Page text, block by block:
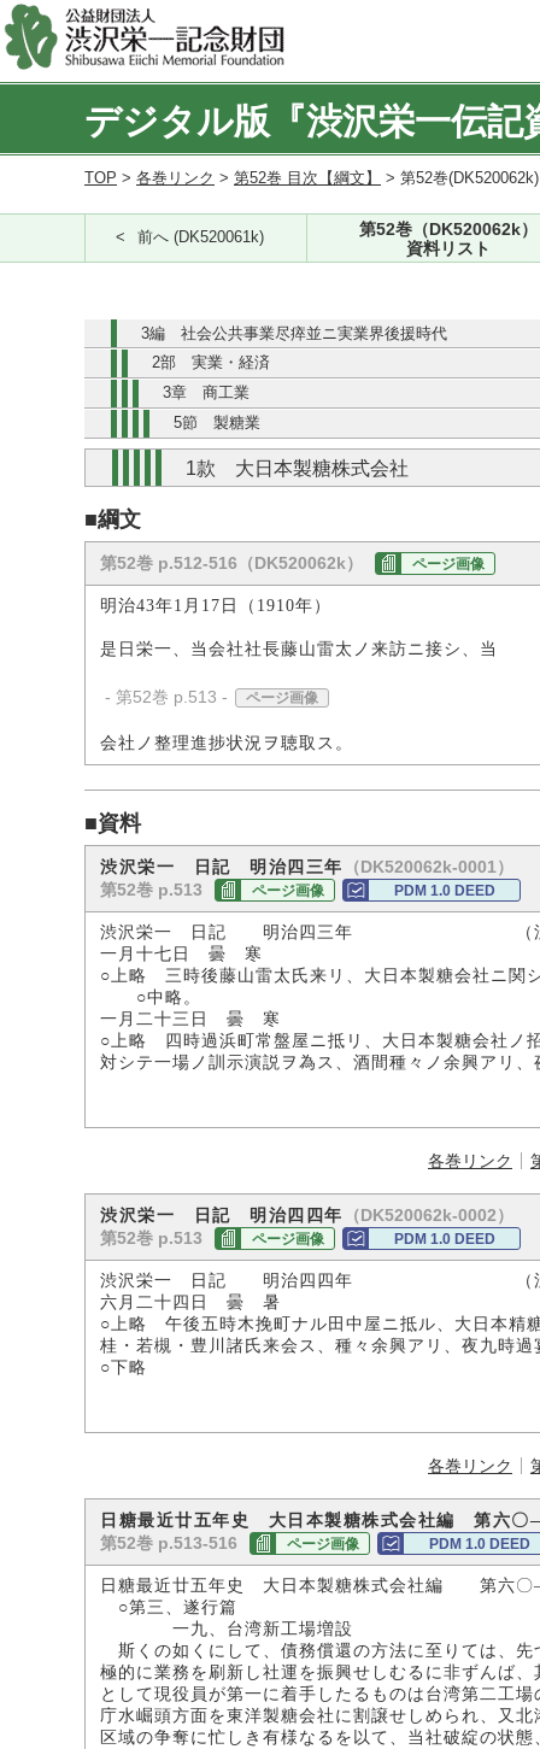
デジタル版『渋沢栄一伝記
TOP > 各巻リンク > 第52巻 目次【綱文】 > 第52巻
前へ (DK520061k)
第52巻（DK520062k）
資料リスト
3編 社会公共事業尽瘁並ニ実業界後援時代
2部 実業・経済
3章 商工業
5節 製糖業
1款 大日本製糖株式会社
■綱文
第52巻 p.512-516（DK520062k） ページ画像
明治43年1月17日（1910年）
是日栄一、当会社社長藤山雷太ノ来訪ニ接シ、当
- 第52巻 p.513 - ページ画像
会社ノ整理進捗状況ヲ聴取ス。
■資料
渋沢栄一 日記 明治四三年
（DK520062k-0001）
第52巻 p.513
ページ画像 PDM 1.0 DEED
渋沢栄一 日記 明治四三年 （渋沢
一月十七日 曇 寒
○上略 三時後藤山雷太氏来リ、大日本製糖会社ニ関
○中略。
一月二十三日 曇 寒
○上略 四時過浜町常盤屋ニ抵リ、大日本製糖会社ノ
対シテ一場ノ訓示演説ヲ為ス、酒間種々ノ余興アリ
各巻リンク
渋沢栄一 日記 明治四四年
（DK520062k-0002）
第52巻 p.513
ページ画像 PDM 1.0 DEED
渋沢栄一 日記 明治四四年 （渋沢
六月二十四日 曇 暑
○上略 午後五時木挽町ナル田中屋ニ抵ル、大日本精
桂・若槻・豊川諸氏来会ス、種々余興アリ、夜九時過
○下略
各巻リンク
日糖最近廿五年史 大日本製糖株式会社編 第六〇
第52巻 p.513-516 ページ画像 PDM 1.0 DEED
日糖最近廿五年史 大日本製糖株式会社編 第六〇
○第三、遂行篇
一九、台湾新工場増設
斯くの如くにして、債務償還の方法に至りては、
極的に業務を刷新し社運を振興せしむるに非ずんば
として現役員が第一に着手したるものは台湾第二工
庁水崛頭方面を東洋製糖会社に割譲せしめられ、又
区域の争奪に忙しき有様なるを以て、当社破綻の状